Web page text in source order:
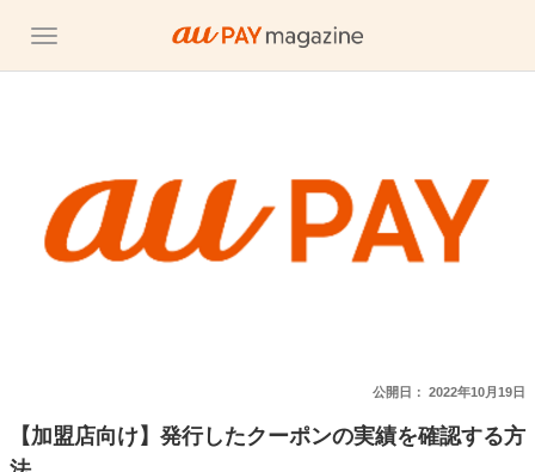
公開日： 2022年10月19日
【加盟店向け】発行したクーポンの実績を確認する方